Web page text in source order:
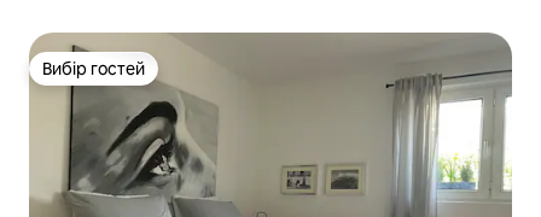
Вибір гостей
Вибір гостей